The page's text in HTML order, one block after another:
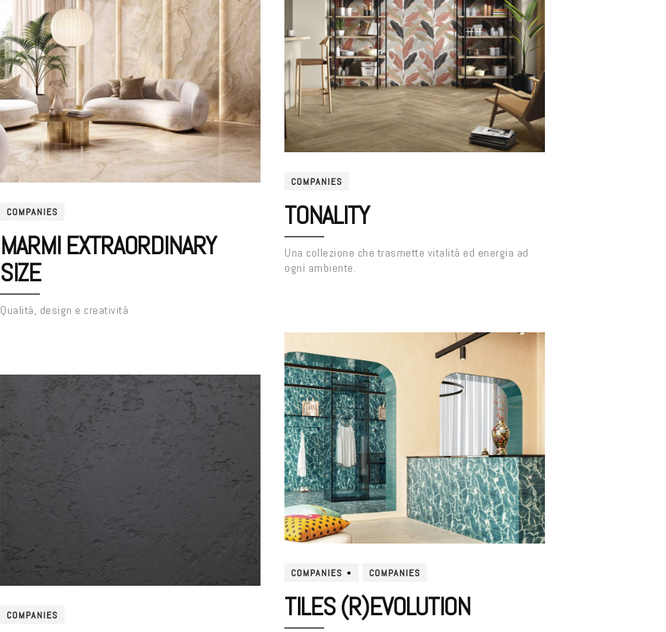
COMPANIES
TONALITY
Una collezione che trasmette vitalità ed energia ad
ogni ambiente.
COMPANIES
MARMI EXTRAORDINARY
SIZE
Qualità, design e creatività
COMPANIES COMPANIES
TILES (R)EVOLUTION
COMPANIES